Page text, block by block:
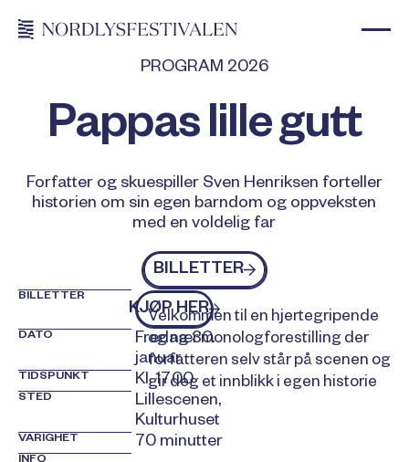
PROGRAM 2026
Pappas lille gutt
Forfatter og skuespiller Sven Henriksen forteller
historien om sin egen barndom og oppveksten
med en voldelig far
Billetter
BILLETTER
BILLETTER kjøp billetter
KJØP HER
DATO
Fredag 30.
januar
TIDSPUNKT Kl. 17.00
STED
Lillescenen,
Kulturhuset
VARIGHET 70 minutter
Velkommen til en hjertegripende
og nær monologforestilling der
forfatteren selv står på scenen og
gir deg et innblikk i egen historie